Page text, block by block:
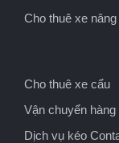
Cho thuê xe nâng
Cho thuê xe cẩu
Vận chuyển hàng
Dịch vụ kéo